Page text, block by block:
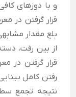
و با دوزهای
قرار گرفتن در
بلع مقدار
قرار گرفتن در
رفتن کامل
نتیجه تجمع